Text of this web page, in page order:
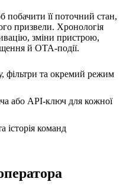
побачити її поточний стан,
призвели. Хронологія
зміни пристрою,
й OTA-події.
фільтри та окремий режим
або API-ключ для кожної
історія команд